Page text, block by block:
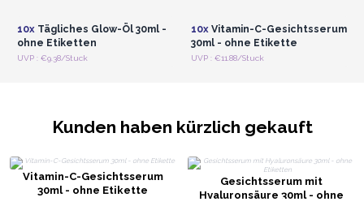
10xTägliches Glow-Öl 30ml -
ohne Etiketten
UVP : €9.38/Stuck
10xVitamin-C-Gesichtsserum
30ml - ohne Etikette
UVP : €11.88/Stuck
Kunden haben kürzlich gekauft
Vitamin-C-Gesichtsserum
30ml - ohne Etikette
Gesichtsserum mit
Hyaluronsäure 30ml - ohne